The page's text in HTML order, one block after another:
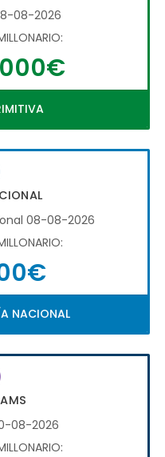
08-2026
08-08-2026
NACIONAL
08-2026